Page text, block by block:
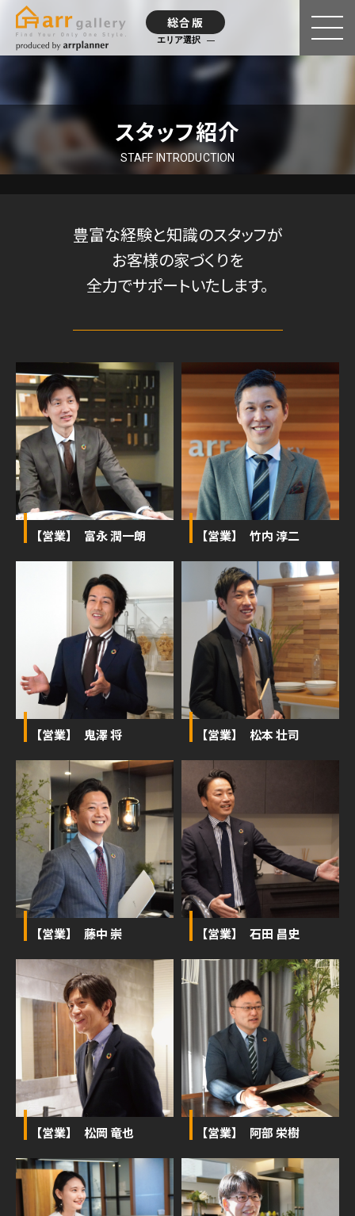
総合版
エリア選択
スタッフ紹介
STAFF INTRODUCTION
豊富な経験と知識のスタッフが
お客様の家づくりを
全力でサポートいたします。
【営業】 富永 潤一朗 【営業】 竹内 淳二
【営業】 鬼澤 将 【営業】 松本 壮司
【営業】 藤中 崇 【営業】 石田 昌史
【営業】 松岡 竜也 【営業】 阿部 栄樹